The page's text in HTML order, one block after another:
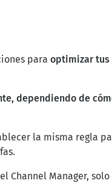
para optimizar
dependiendo de
la misma regla
Channel Manager,